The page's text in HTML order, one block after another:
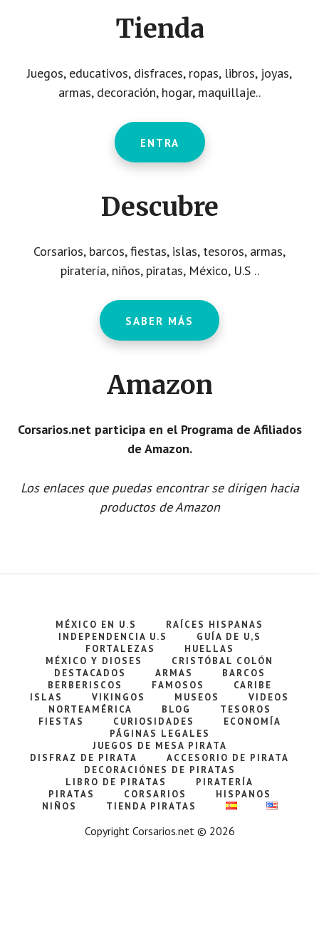
Tienda
Juegos, educativos, disfraces, ropas, libros, joyas,
armas, decoración, hogar, maquillaje..
ENTRA
Descubre
Corsarios, barcos, fiestas, islas, tesoros, armas,
piratería, niños, piratas, México, U.S ..
SABER MÁS
Amazon
Corsarios.net participa en el Programa de Afiliados
de Amazon.
Los enlaces que puedas encontrar se dirigen hacia
productos de Amazon
MÉXICO EN U.S
RAÍCES HISPANAS
INDEPENDENCIA U.S
GUÍA DE U,S
FORTALEZAS
HUELLAS
MÉXICO Y DIOSES
CRISTÓBAL COLÓN
DESTACADOS
ARMAS
BARCOS
BERBERISCOS
FAMOSOS
CARIBE
ISLAS
VIKINGOS MUSEOS
VIDEOS
NORTEAMÉRICA
BLOG
TESOROS
FIESTAS
CURIOSIDADES
ECONOMÍA
PÁGINAS LEGALES
JUEGOS DE MESA PIRATA
DISFRAZ DE PIRATA
ACCESORIO DE PIRATA
DECORACIÓNES DE PIRATAS
LIBRO DE PIRATAS
PIRATERÍA
PIRATAS
CORSARIOS
HISPANOS
NIÑOS
TIENDA PIRATAS
Copyright Corsarios.net © 2026